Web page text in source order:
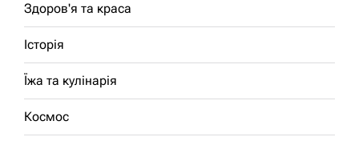
Здоров'я та краса
Історія
Їжа та кулінарія
Космос